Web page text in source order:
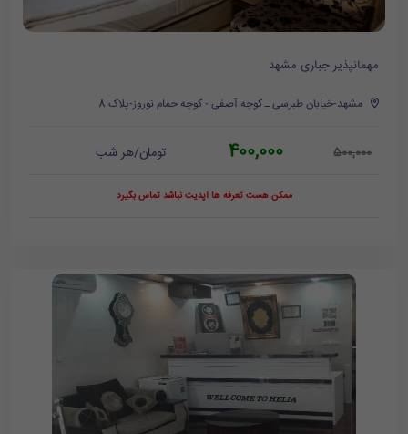
مهمانپذیر جباری مشهد
مشهد-خیابان طبرسی ـ کوچه آصفی - کوچه حمام نوروز-پلاک 8
500,000
400,000 تومان/هر شب
ممکن هست تعرفه ها آپدیت نباشد تماس بگیرد